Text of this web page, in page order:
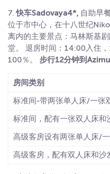
7.快车Sadovaya4*, 自助早餐
位于市中心，在十八世纪
离内的主要景点：马林斯基
堂。 退房时间：14:00入住
100％。 步行12分钟到
房间类别
标准间-带两张单人床/一张
标准间，配有一张双人床和
高级客房设有两张单人床/
高级客房，配有双人床和沙